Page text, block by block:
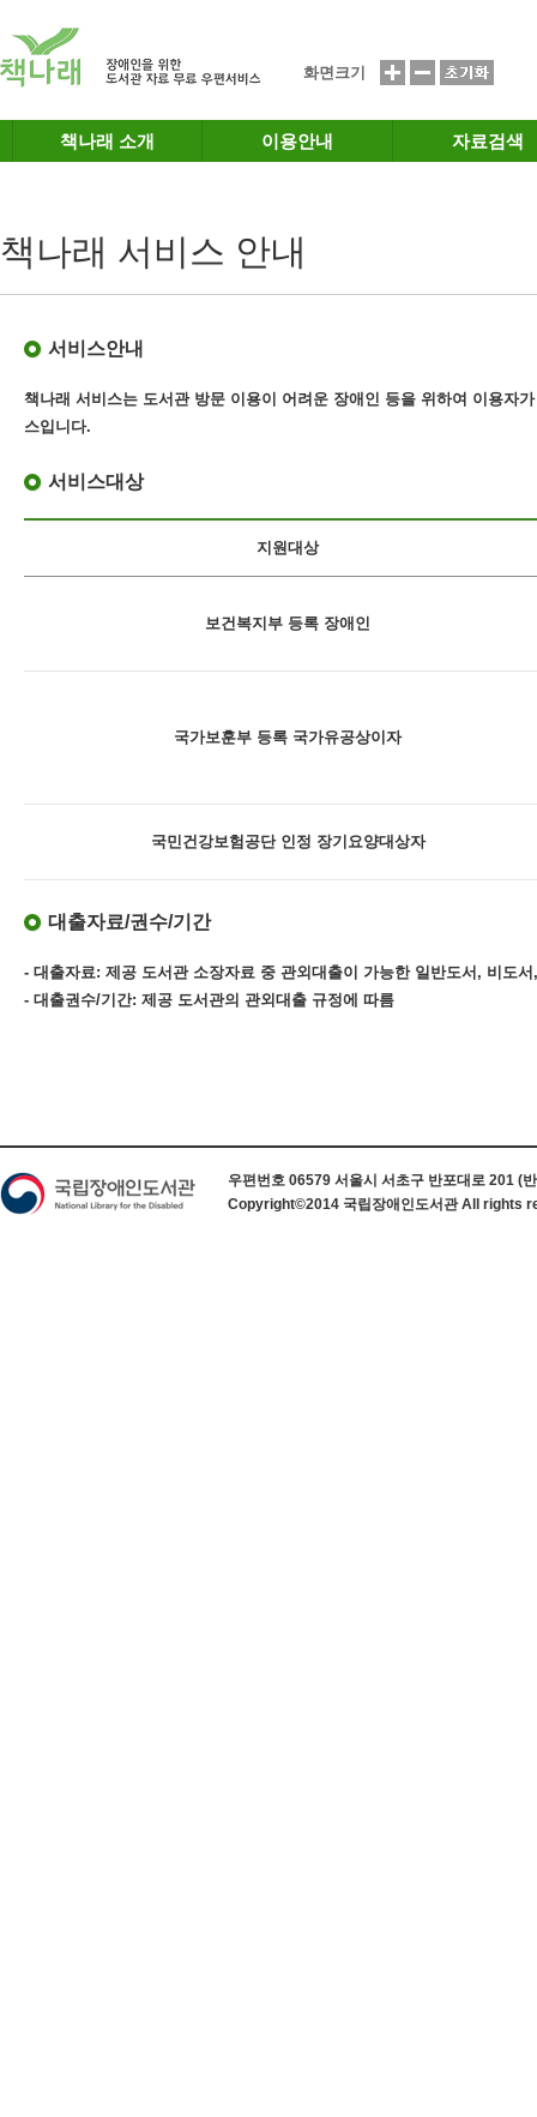
화면크기
책나래 소개 이용안내 자료검색
책나래 서비스 안내
서비스안내
책나래 서비스는 도서관 방문 이용이 어려운 장애인 등을 위하여 이용자
스입니다.
서비스대상
지원대상
보건복지부 등록 장애인
국가보훈부 등록 국가유공상이자
국민건강보험공단 인정 장기요양대상자
대출자료/권수/기간
- 대출자료: 제공 도서관 소장자료 중 관외대출이 가능한 일반도서, 비도
- 대출권수/기간: 제공 도서관의 관외대출 규정에 따름
우편번호 06579 서울시 서초구 반포대로 201 (
Copyright©2014 국립장애인도서관 All rights